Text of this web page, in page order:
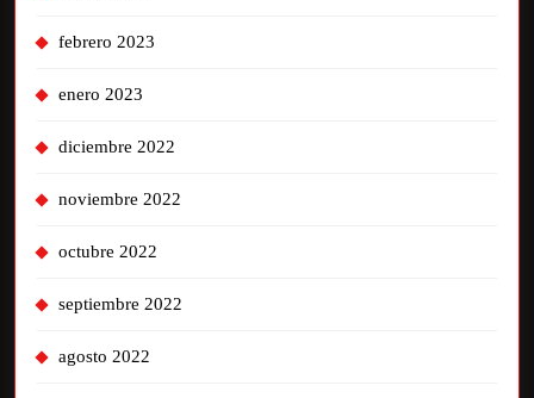
febrero 2023
enero 2023
diciembre 2022
noviembre 2022
octubre 2022
septiembre 2022
agosto 2022